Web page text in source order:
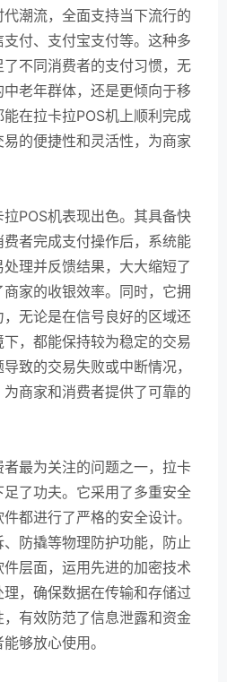
潮流，全面支持当下流行的
付、支付宝支付等。这种多
不同消费者的支付习惯，无
老年群体，还是更倾向于移
在拉卡拉POS机上顺利完成
的便捷性和灵活性，为商家
POS机表现出色。其具备快
者完成支付操作后，系统能
理并反馈结果，大大缩短了
家的收银效率。同时，它拥
无论是在信号良好的区域还
，都能保持较为稳定的交易
致的交易失败或中断情况，
商家和消费者提供了可靠的
最为关注的问题之一，拉卡
了功夫。它采用了多重安全
都进行了严格的安全设计。
防撬等物理防护功能，防止
层面，运用先进的加密技术
，确保数据在传输和存储过
有效防范了信息泄露和资金
够放心使用。